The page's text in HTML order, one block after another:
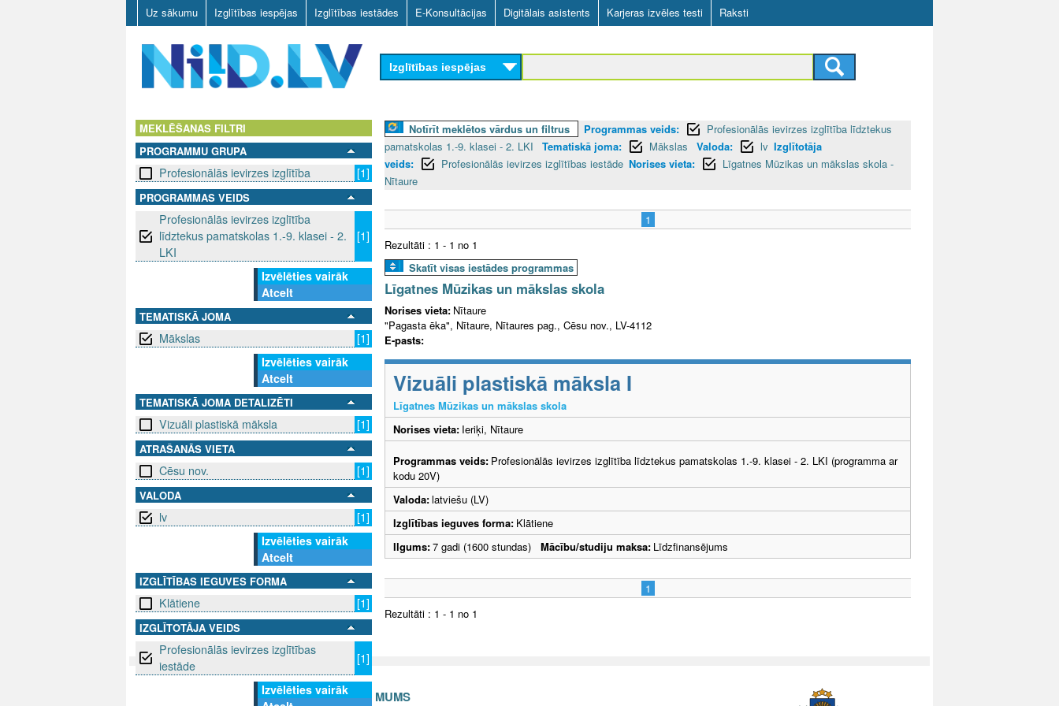
Skip
to
main
content
Uz sākumu Izglītības iespējas Izglītības iestādes E-Konsultācijas Digitālais asistents Karjeras izvēles testi Raksti
D
L
Izglītības iespējas
MEKLĒŠANAS FILTRI
PROGRAMMU GRUPA
Profesionālās ievirzes izglītība [1]
PROGRAMMAS VEIDS
Profesionālās ievirzes izglītība
līdztekus pamatskolas 1.-9. klasei - 2.
LKI
[1]
Izvēlēties vairāk
Atcelt
TEMATISKĀ JOMA
Mākslas
[1]
Izvēlēties vairāk
Atcelt
TEMATISKĀ JOMA DETALIZĒTI
Vizuāli plastiskā māksla [1]
ATRAŠANĀS VIETA
Cēsu nov. [1]
VALODA
lv
[1]
Izvēlēties vairāk
Atcelt
IZGLĪTĪBAS IEGUVES FORMA
Klātiene [1]
IZGLĪTOTĀJA VEIDS
Profesionālās ievirzes izglītības
iestāde
[1]
Izvēlēties vairāk
Notīrīt meklētos vārdus un filtrus Programmas veids:
Profesionālās ievirzes izglītība līdztekus
pamatskolas 1.-9. klasei - 2. LKI
Tematiskā joma: Mākslas Valoda: lv Izglītotāja
veids:
Profesionālās ievirzes izglītības iestāde Norises vieta:
Līgatnes Mūzikas un mākslas skola -
Nītaure
1
Rezultāti : 1 - 1 no 1
Skatīt visas iestādes programmas
Līgatnes Mūzikas un mākslas skola
Norises vieta: Nītaure
"Pagasta ēka", Nītaure, Nītaures pag., Cēsu nov., LV-4112
E-pasts:
Vizuāli plastiskā māksla I
Līgatnes Mūzikas un mākslas skola
Norises vieta: Ieriķi, Nītaure
Programmas veids: Profesionālās ievirzes izglītība līdztekus pamatskolas 1.-9. klasei - 2. LKI (programma ar
kodu 20V)
Valoda:latviešu (LV)
Izglītības ieguves forma: Klātiene
Ilgums:7 gadi (1600 stundas) Mācību/studiju maksa: Līdzfinansējums
1
Rezultāti : 1 - 1 no 1
SAZINIES AR MUMS